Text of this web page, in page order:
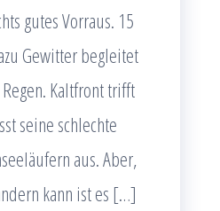
gutes Vorraus. 15
Gewitter begleitet
Kaltfront trifft
seine schlechte
aus. Aber,
kann ist es […]